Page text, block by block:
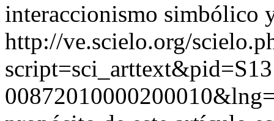
interaccionismo simbólico
http://ve.scielo.org/